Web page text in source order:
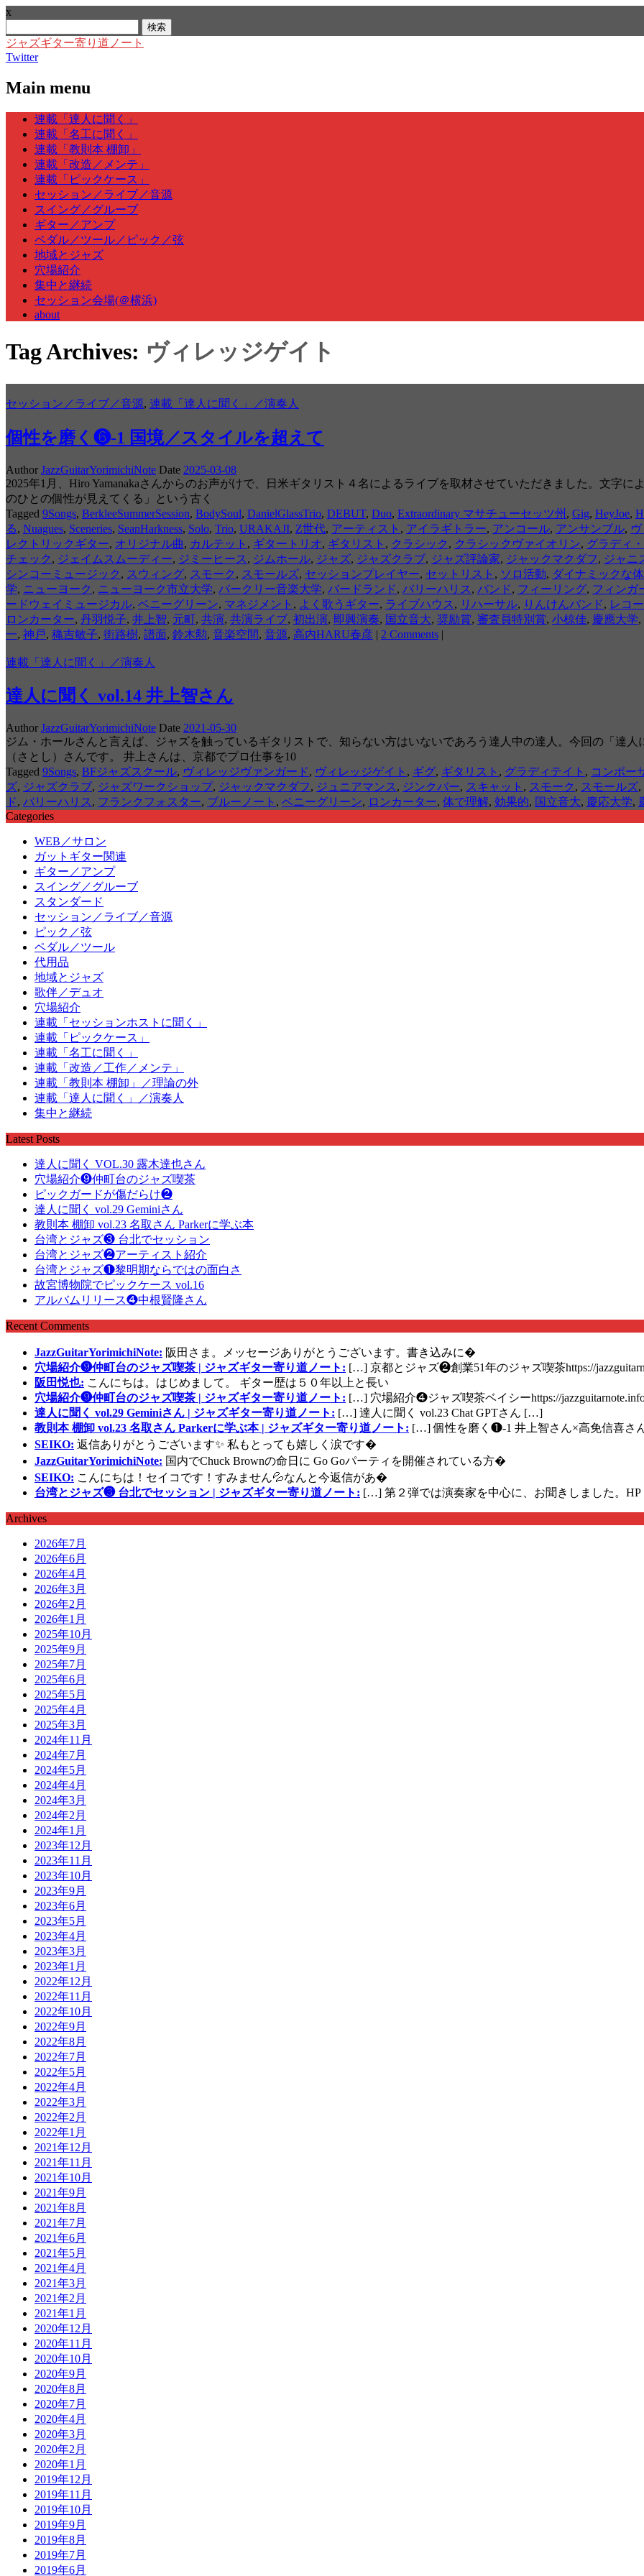
x
索:
ジャズギター寄り道ノート
Twitter
Main menu
Skip
content
連載「達人に聞く」
連載「名工に聞く」
連載「教則本 棚卸」
連載「改造／メンテ」
連載「ピックケース」
セッション／ライブ／音源
スイング／グルーブ
ギター／アンプ
ペダル／ツール／ピック／弦
地域とジャズ
穴場紹介
集中と継続
セッション会場(＠横浜)
about
Tag Archives: ヴィレッジゲイト
セッション／ライブ／音源, 連載「達人に聞く」／演奏人
個性を磨く❻-1 国境／スタイルを超えて
Author JazzGuitarYorimichiNote Date 2025-03-08
2025年1月、Hiro Yamanakaさんからのお声がけで、日米ギタリスト４名によるライブを取材させていただきました。文字
のひとの個性が見えてくる」という古く
Tagged 9Songs, BerkleeSummerSession, BodySoul, DanielGlassTrio, DEBUT, Duo, Extraordinary マサチューセッツ州 , Gig, HeyJoe,
る, Nuagues, Sceneries, SeanHarkness, Solo, Trio, URAKAJI, Z世代, アーティスト , アイラギトラー, アンコール, アンサンブル,
レクトリックギター, オリジナル曲, カルテット , ギタートリオ, ギタリスト , クラシック , クラシックヴァイオリン, グラディ
チェック , ジェイムスムーディー, ジミーヒース , ジムホール, ジャズ, ジャズクラブ, ジャズ評論家, ジャックマクダフ, ジャニ
シンコーミュージック , スウィング, スモーク , スモールズ, セッションプレイヤー, セットリスト , ソロ活動, ダイナミックな
学, ニューヨーク , ニューヨーク市立大学, バークリー音楽大学, バードランド, バリーハリス , バンド, フィーリング, フィンガ
ードウェイミュージカル, ベニーグリーン, マネジメント , よく歌うギター, ライブハウス , リハーサル, りんけんバンド, レコ
ロンカーター, 丹羽悦子, 井上智, 元町, 共演, 共演ライブ, 初出演, 即興演奏, 国立音大, 奨励賞, 審査員特別賞, 小椋佳, 慶應大学,
一, 神戸, 穐吉敏子, 街路樹, 譜面, 鈴木勲, 音楽空間, 音源, 高内HARU春彦 | 2 Comments |
連載「達人に聞く」／演奏人
達人に聞く vol.14 井上智さん
Author JazzGuitarYorimichiNote Date 2021-05-30
ジム・ホールさんと言えば、ジャズを触っているギタリストで、知らない方はいないであろう達人中の達人。今回の「達
（さとし）さんです。 井上さんは、京都でプロ仕事を10
Tagged 9Songs, BFジャズスクール, ヴィレッジヴァンガード, ヴィレッジゲイト , ギグ, ギタリスト , グラディテイト , コンポー
ズ, ジャズクラブ, ジャズワークショップ, ジャックマクダフ, ジュニアマンス , ジンクバー, スキャット , スモーク , スモールズ,
ド, バリーハリス , フランクフォスター, ブルーノート , ベニーグリーン, ロンカーター, 体で理解, 効果的, 国立音大, 慶応大学,
Categories
WEB／サロン
ガットギター関連
ギター／アンプ
スイング／グルーブ
スタンダード
セッション／ライブ／音源
ピック／弦
ペダル／ツール
代用品
地域とジャズ
歌伴／デュオ
穴場紹介
連載「セッションホストに聞く」
連載「ピックケース」
連載「名工に聞く」
連載「改造／工作／メンテ」
連載「教則本 棚卸」／理論の外
連載「達人に聞く」／演奏人
集中と継続
Latest Posts
達人に聞く VOL.30 露木達也さん
穴場紹介❾仲町台のジャズ喫茶
ピックガードが傷だらけ❷
達人に聞く vol.29 Geminiさん
教則本 棚卸 vol.23 名取さん Parkerに学ぶ本
台湾とジャズ❸ 台北でセッション
台湾とジャズ❷アーティスト紹介
台湾とジャズ❶黎明期ならではの面白さ
故宮博物院でピックケース vol.16
アルバムリリース❹中根賢隆さん
Recent Comments
JazzGuitarYorimichiNote: 阪田さま。メッセージありがとうございます。書き込みに�
穴場紹介❾仲町台のジャズ喫茶 | ジャズギター寄り道ノート: […] 京都とジャズ❷創業51年のジャズ喫茶https://
阪田悦也: こんにちは。はじめまして。 ギター歴は５０年以上と長い
穴場紹介❾仲町台のジャズ喫茶 | ジャズギター寄り道ノート: […] 穴場紹介❹ジャズ喫茶ベイシーhttps://
達人に聞く vol.29 Geminiさん | ジャズギター寄り道ノート: […] 達人に聞く vol.23 Chat GPTさん […]
教則本 棚卸 vol.23 名取さん Parkerに学ぶ本 | ジャズギター寄り道ノート: […] 個性を磨く❶-1 井上智さん×高免信喜さん
SEIKO: 返信ありがとうございます✨ 私もとっても嬉しく涙です�
JazzGuitarYorimichiNote: 国内でChuck Brownの命日に Go Goパーティを開催されている方�
SEIKO: こんにちは！セイコです！すみません💦なんと今返信があ�
台湾とジャズ❸ 台北でセッション | ジャズギター寄り道ノート: […] 第２弾では演奏家を中心に、お聞きしました。
Archives
2026年7月
2026年6月
2026年4月
2026年3月
2026年2月
2026年1月
2025年10月
2025年9月
2025年7月
2025年6月
2025年5月
2025年4月
2025年3月
2024年11月
2024年7月
2024年5月
2024年4月
2024年3月
2024年2月
2024年1月
2023年12月
2023年11月
2023年10月
2023年9月
2023年6月
2023年5月
2023年4月
2023年3月
2023年1月
2022年12月
2022年11月
2022年10月
2022年9月
2022年8月
2022年7月
2022年5月
2022年4月
2022年3月
2022年2月
2022年1月
2021年12月
2021年11月
2021年10月
2021年9月
2021年8月
2021年7月
2021年6月
2021年5月
2021年4月
2021年3月
2021年2月
2021年1月
2020年12月
2020年11月
2020年10月
2020年9月
2020年8月
2020年7月
2020年4月
2020年3月
2020年2月
2020年1月
2019年12月
2019年11月
2019年10月
2019年9月
2019年8月
2019年7月
2019年6月